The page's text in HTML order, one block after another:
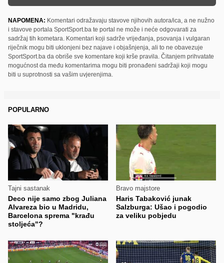
NAPOMENA: Komentari odražavaju stavove njihovih autora/ica, a ne nužno
i stavove portala SportSport.ba te portal ne može i neće odgovarati za
sadržaj tih kometara. Komentari koji sadrže vrijeđanja, psovanja i vulgaran
riječnik mogu biti uklonjeni bez najave i objašnjenja, ali to ne obavezuje
SportSport.ba da obriše sve komentare koji krše pravila. Čitanjem prihvatate
mogućnost da među komentarima mogu biti pronađeni sadržaji koji mogu
biti u suprotnosti sa vašim uvjerenjima.
POPULARNO
Tajni sastanak
Deco nije samo zbog Juliana
Alvareza bio u Madridu,
Barcelona sprema "krađu
stoljeća"?
Bravo majstore
Haris Tabaković junak
Salzburga: Ušao i pogodio
za veliku pobjedu